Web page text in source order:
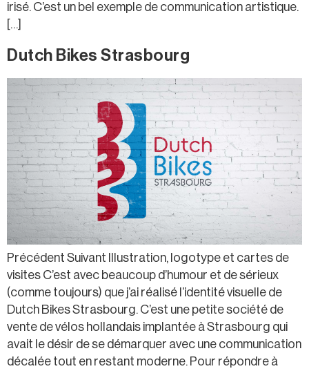
irisé. C’est un bel exemple de communication artistique.
[…]
Dutch Bikes Strasbourg
Précédent Suivant Illustration, logotype et cartes de
visites C’est avec beaucoup d’humour et de sérieux
(comme toujours) que j’ai réalisé l’identité visuelle de
Dutch Bikes Strasbourg. C’est une petite société de
vente de vélos hollandais implantée à Strasbourg qui
avait le désir de se démarquer avec une communication
décalée tout en restant moderne. Pour répondre à